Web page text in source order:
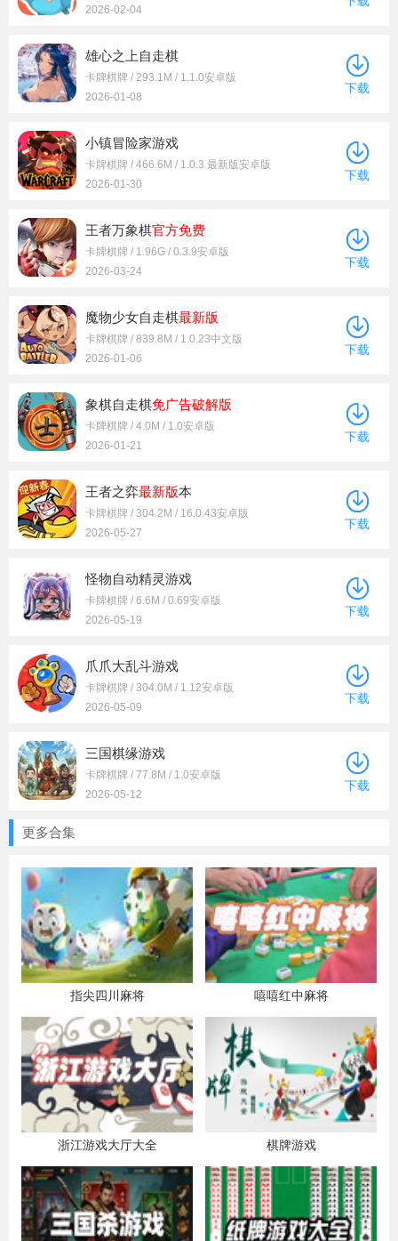
2026-02-04
雄心之上自走棋
卡牌棋牌 / 293.1M / 1.1.0安卓版
2026-01-08
下载
小镇冒险家游戏
卡牌棋牌 / 466.6M / 1.0.3 最新版安卓版
2026-01-30
下载
王者万象棋官方免费
卡牌棋牌 / 1.96G / 0.3.9安卓版
2026-03-24
下载
魔物少女自走棋最新版
卡牌棋牌 / 839.8M / 1.0.23中文版
2026-01-06
下载
象棋自走棋免广告破解版
卡牌棋牌 / 4.0M / 1.0安卓版
2026-01-21
下载
王者之弈最新版本
卡牌棋牌 / 304.2M / 16.0.43安卓版
2026-05-27
下载
怪物自动精灵游戏
卡牌棋牌 / 6.6M / 0.69安卓版
2026-05-19
下载
爪爪大乱斗游戏
卡牌棋牌 / 304.0M / 1.12安卓版
2026-05-09
下载
三国棋缘游戏
卡牌棋牌 / 77.8M / 1.0安卓版
2026-05-12
下载
更多合集
指尖四川麻将 嘻嘻红中麻将
浙江游戏大厅大全 棋牌游戏